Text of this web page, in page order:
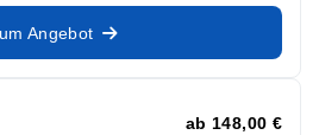
Angebot
ab 148,00 €